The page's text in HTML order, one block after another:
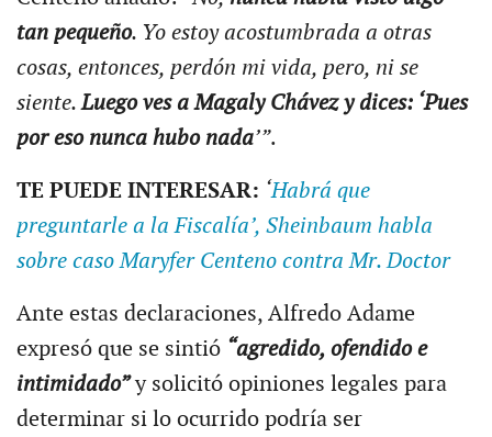
tan pequeño. Yo estoy acostumbrada a otras
cosas, entonces, perdón mi vida, pero, ni se
siente.Luego ves a Magaly Chávez y dices: ‘Pues
por eso nunca hubo nada’”.
TE PUEDE INTERESAR: ‘Habrá que
preguntarle a la Fiscalía’, Sheinbaum habla
sobre caso Maryfer Centeno contra Mr. Doctor
Ante estas declaraciones, Alfredo Adame
expresó que se sintió “agredido, ofendido e
intimidado”y solicitó opiniones legales para
determinar si lo ocurrido podría ser